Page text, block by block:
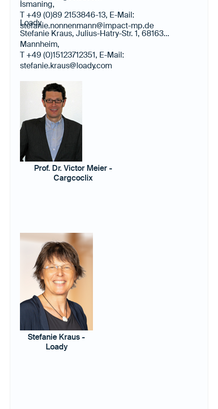
Ismaning,
T +49 (0)89 2153846-13, E-Mail:
stefanie.nonnenmann@impact-mp.de
Loady
Stefanie Kraus, Julius-Hatry-Str. 1, 68163
Mannheim,
T +49 (0)15123712351, E-Mail:
stefanie.kraus@loady.com
Prof. Dr. Victor Meier -
Cargcoclix
Stefanie Kraus -
Loady